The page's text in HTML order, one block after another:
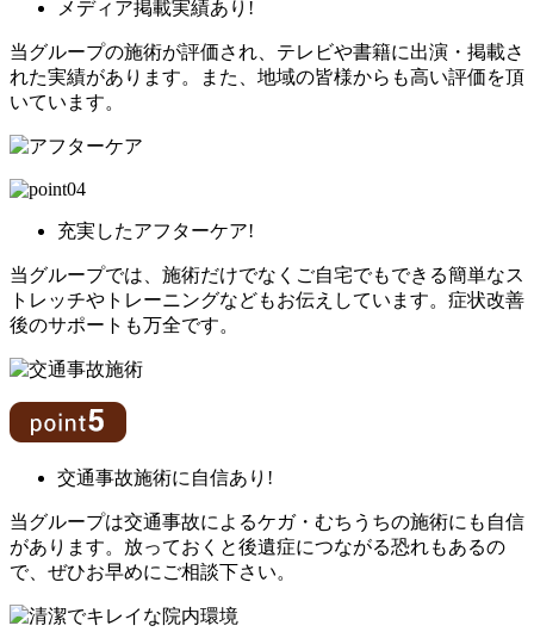
メディア掲載実績あり!
当グループの施術が評価され、テレビや書籍に出演・掲載さ
れた実績があります。また、地域の皆様からも高い評価を頂
いています。
充実したアフターケア!
当グループでは、施術だけでなくご自宅でもできる簡単なス
トレッチやトレーニングなどもお伝えしています。症状改善
後のサポートも万全です。
交通事故施術に自信あり!
当グループは交通事故によるケガ・むちうちの施術にも自信
があります。放っておくと後遺症につながる恐れもあるの
で、ぜひお早めにご相談下さい。